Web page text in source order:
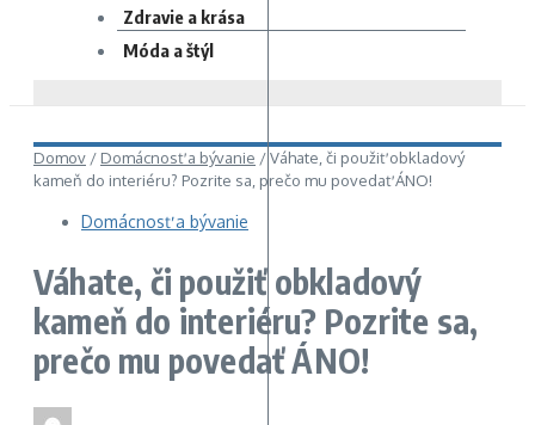
Zdravie a krása
Móda a štýl
Domov / Domácnosť a bývanie /Váhate, či použiť obkladový
kameň do interiéru? Pozrite sa, prečo mu povedať ÁNO!
Domácnosť a bývanie
Váhate, či použiť obkladový
kameň do interiéru? Pozrite sa,
prečo mu povedať ÁNO!